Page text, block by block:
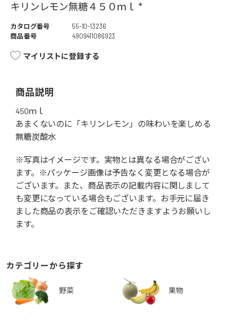
キリンレモン無糖４５０ｍｌ *
カタログ番号
55-10-13236
商品番号
4909411086923
マイリストに登録する
商品説明
450ｍｌ
あまくないのに「キリンレモン」の味わいを楽しめる
無糖炭酸水
※写真はイメージです。実物とは異なる場合がござい
ます。※パッケージ画像は予告なく変更となる場合が
ございます。また、商品表示の記載内容に関しまして
も変更になっている場合もございます。お手元に届き
ました商品の表示をご確認いただきますようお願いし
ます。
カテゴリーから探す